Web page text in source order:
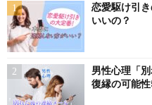
恋愛駆け引
いいの？
男性心理「
復縁の可能性